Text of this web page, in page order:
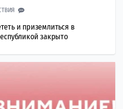
и приземлиться в
закрыто